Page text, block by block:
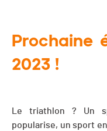
Prochaine
2023 !
Le triathlon ? Un
popularise, un sport